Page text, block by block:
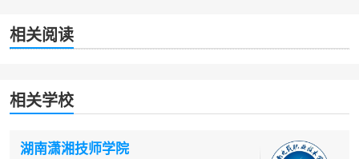
相关阅读
相关学校
湖南潇湘技师学院